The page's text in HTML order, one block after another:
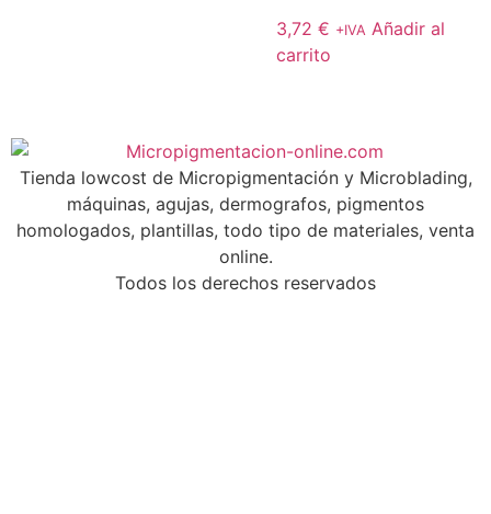
3,72 € +IVA Añadir al
carrito
Tienda lowcost de Micropigmentación y Microblading,
máquinas, agujas, dermografos, pigmentos
homologados, plantillas, todo tipo de materiales, venta
online.
Todos los derechos reservados